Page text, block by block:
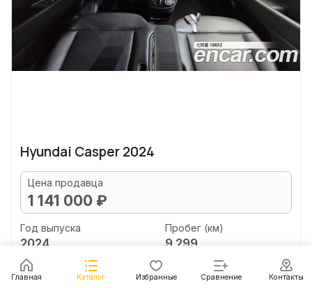
Hyundai Casper 2024
Цена продавца
1 141 000 ₽
Год выпуска
2024
Пробег (км)
9 299
Объем двигателя (л)
1.0
Главная Каталог Избранные Сравнение Контакты